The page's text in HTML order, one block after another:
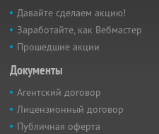
Давайте сделаем акцию!
Заработайте, как Вебмастер
Прошедшие акции
Документы
Агентский договор
Лицензионный договор
Публичная оферта